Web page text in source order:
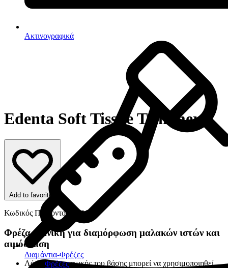
Ακτινογραφικά
Διαμάντια-Φρέζες
Φρέζες
Edenta Soft Tissue Trimmer
Add to favorites
Κωδικός Προϊόντος: 18163
Φρέζα ιδανική για διαμόρφωση μαλακών ιστών και
αιμόσταση
Λόγω της κεραμικής του βάσης μπορεί να χρησιμοποιηθεί